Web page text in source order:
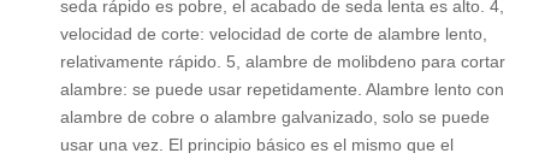
seda rápido es pobre, el acabado de seda lenta es alto. 4,
velocidad de corte: velocidad de corte de alambre lento,
relativamente rápido. 5, alambre de molibdeno para cortar
alambre: se puede usar repetidamente. Alambre lento con
alambre de cobre o alambre galvanizado, solo se puede
usar una vez. El principio básico es el mismo que el